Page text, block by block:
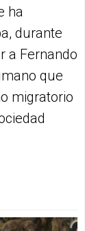
ha
durante
a Fernando
que
migratorio